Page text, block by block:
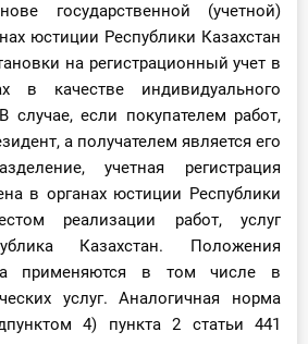
государственной (учетной)
юстиции Республики Казахстан
на регистрационный учет в
в качестве индивидуального
случае, если покупателем работ,
а получателем является его
учетная регистрация
в органах юстиции Республики
реализации работ, услуг
Казахстан. Положения
применяются в том числе в
услуг. Аналогичная норма
4) пункта 2 статьи 441